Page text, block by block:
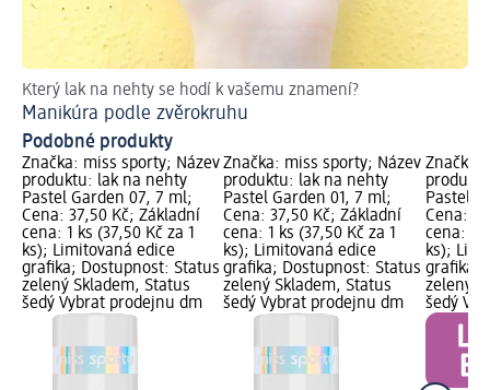
Který lak na nehty se hodí k vašemu znamení?
Manikúra podle zvěrokruhu
Podobné produkty
Značka: miss sporty; Název
produktu: lak na nehty
Pastel Garden 07, 7 ml;
Cena: 37,50 Kč; Základní
cena: 1 ks (37,50 Kč za 1
ks); Limitovaná edice
grafika; Dostupnost: Status
zelený Skladem, Status
šedý Vybrat prodejnu dm
Značka: miss sporty; Název
produktu: lak na nehty
Pastel Garden 01, 7 ml;
Cena: 37,50 Kč; Základní
cena: 1 ks (37,50 Kč za 1
ks); Limitovaná edice
grafika; Dostupnost: Status
zelený Skladem, Status
šedý Vybrat prodejnu dm
Značka:
Pastel
Cena:
cena: 1
ks);
grafika;
zelený
šedý